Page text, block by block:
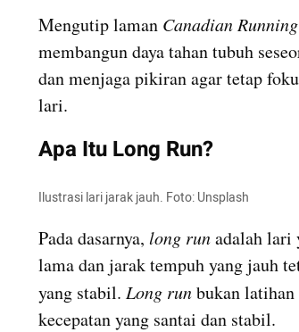
Mengutip laman Canadian
membangun daya tahan tubuh
dan menjaga pikiran agar tetap
lari.
Apa Itu Long Run?
Ilustrasi lari jarak jauh. Foto: Unsplash
Pada dasarnya, long run adalah lari
lama dan jarak tempuh yang jauh
yang stabil. Long run bukan
kecepatan yang santai dan stabil.